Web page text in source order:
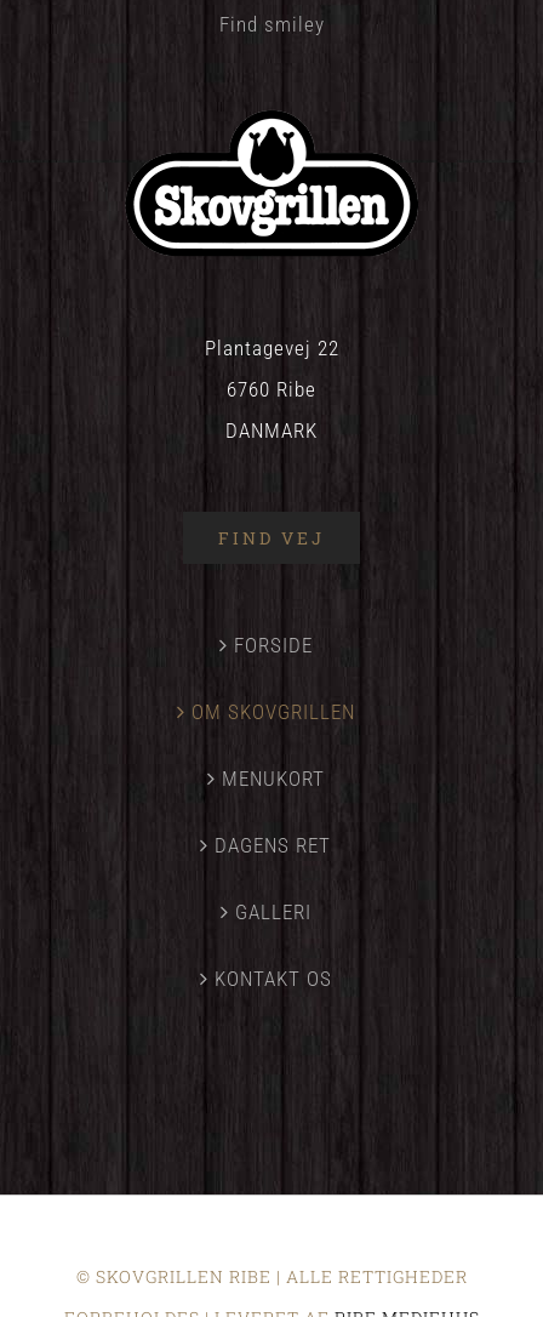
Find smiley
Plantagevej 22
6760 Ribe
DANMARK
FIND VEJ
FORSIDE
OM SKOVGRILLEN
MENUKORT
DAGENS RET
GALLERI
KONTAKT OS
© SKOVGRILLEN RIBE | ALLE RETTIGHEDER